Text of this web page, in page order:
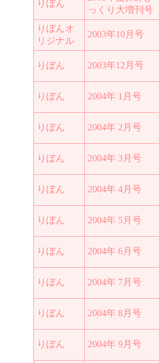
りぼん
っくり大増刊号
りぼんオ
リジナル
2003年10月号
りぼん 2003年12月号
りぼん 2004年 1月号
りぼん 2004年 2月号
りぼん 2004年 3月号
りぼん 2004年 4月号
りぼん 2004年 5月号
りぼん 2004年 6月号
りぼん 2004年 7月号
りぼん 2004年 8月号
りぼん 2004年 9月号